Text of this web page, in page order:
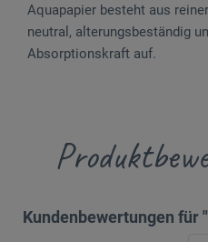
Aquapapier besteht aus
neutral, alterungsbeständig
Absorptionskraft auf.
Kundenbewertungen für